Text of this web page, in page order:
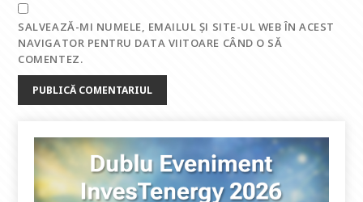
SALVEAZĂ-MI NUMELE, EMAILUL ȘI SITE-UL WEB ÎN ACEST
NAVIGATOR PENTRU DATA VIITOARE CÂND O SĂ
COMENTEZ.